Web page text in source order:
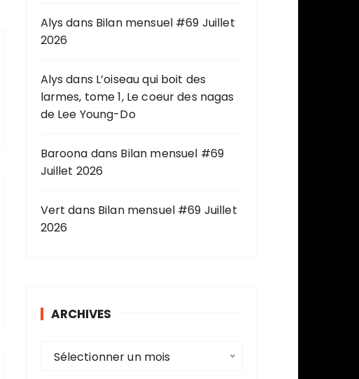
r
Alys dans Bilan mensuel #69 Juillet
2026
Alys dans L’oiseau qui boit des
larmes, tome 1, Le coeur des nagas
de Lee Young-Do
Baroona dans Bilan mensuel #69
Juillet 2026
Vert dans Bilan mensuel #69 Juillet
2026
ARCHIVES
Sélectionner un mois